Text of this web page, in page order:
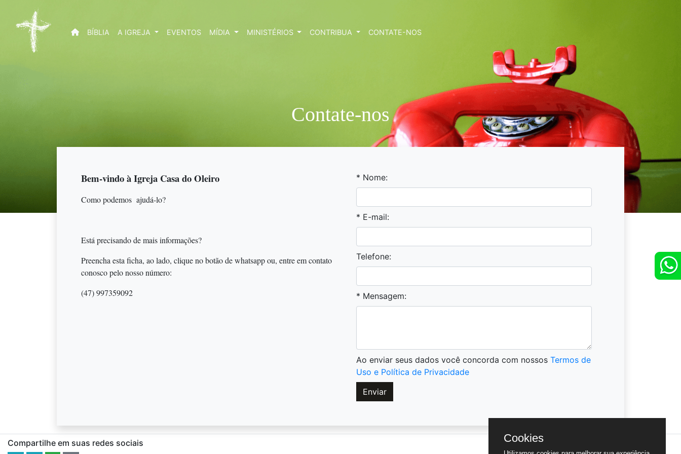
(CURRENT)
BÍBLIA A IGREJA EVENTOS MÍDIA MINISTÉRIOS CONTRIBUA CONTATE-NOS
Contate-nos
Bem-vindo à Igreja Casa do Oleiro
Como podemos ajudá-lo?
Está precisando de mais informações?
Preencha esta ficha, ao lado, clique no botão de whatsapp ou, entre em contato
conosco pelo nosso número:
(47) 997359092
* Nome:
* E-mail:
Telefone:
* Mensagem:
Ao enviar seus dados você concorda com nossos Termos de
Uso e Política de Privacidade
Compartilhe em suas redes sociais Cookies